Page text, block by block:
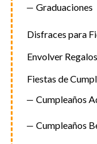
Graduaciones
Disfraces para
Envolver Regalos
Fiestas de
Cumpleaños
Cumpleaños